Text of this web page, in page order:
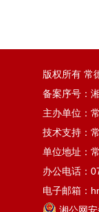
版权所有 常
备案序号：
主办单位：
技术支持：
单位地址：
办公电话：
电子邮箱：